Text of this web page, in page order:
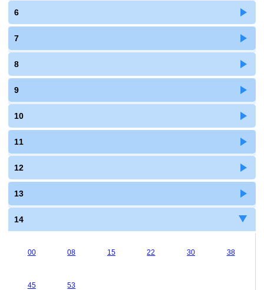
6
7
8
9
10
11
12
13
14
00 08 15 22 30 38
45 53